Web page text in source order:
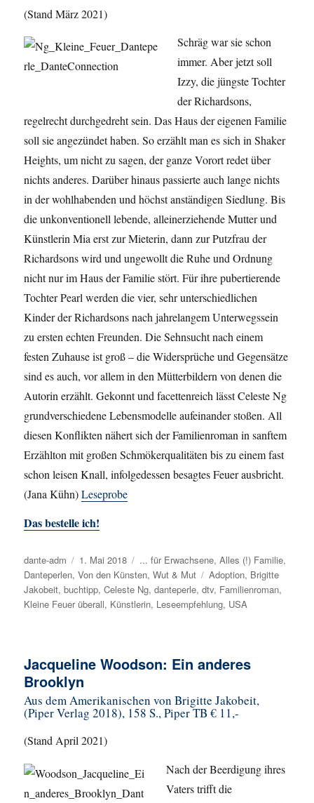
(Stand März 2021)
Schräg war sie schon
immer. Aber jetzt soll
Izzy, die jüngste Tochter
der Richardsons,
regelrecht durchgedreht sein. Das Haus der eigenen Familie
soll sie angezündet haben. So erzählt man es sich in Shaker
Heights, um nicht zu sagen, der ganze Vorort redet über
nichts anderes. Darüber hinaus passierte auch lange nichts
in der wohlhabenden und höchst anständigen Siedlung. Bis
die unkonventionell lebende, alleinerziehende Mutter und
Künstlerin Mia erst zur Mieterin, dann zur Putzfrau der
Richardsons wird und ungewollt die Ruhe und Ordnung
nicht nur im Haus der Familie stört. Für ihre pubertierende
Tochter Pearl werden die vier, sehr unterschiedlichen
Kinder der Richardsons nach jahrelangem Unterwegssein
zu ersten echten Freunden. Die Sehnsucht nach einem
festen Zuhause ist groß – die Widersprüche und Gegensätze
sind es auch, vor allem in den Mütterbildern von denen die
Autorin erzählt. Gekonnt und facettenreich lässt Celeste Ng
grundverschiedene Lebensmodelle aufeinander stoßen. All
diesen Konflikten nähert sich der Familienroman in sanftem
Erzählton mit großen Schmökerqualitäten bis zu einem fast
schon leisen Knall, infolgedessen besagtes Feuer ausbricht.
(Jana Kühn)Leseprobe
Das bestelle ich!
Autor
dante-adm
Veröffentlicht
am
1. Mai 2018 Kategorien
... für Erwachsene,Alles (!) Familie,
Danteperlen,Von den Künsten,Wut & Mut Schlagwörter
Adoption, Brigitte
Jakobeit,buchtipp,Celeste Ng,danteperle,dtv, Familienroman,
Kleine Feuer überall, Künstlerin, Leseempfehlung, USA
Jacqueline Woodson: Ein anderes
Brooklyn
Aus dem Amerikanischen von Brigitte Jakobeit,
(Piper Verlag 2018), 158 S., Piper TB € 11,-
(Stand April 2021)
Nach der Beerdigung ihres
Vaters trifft die